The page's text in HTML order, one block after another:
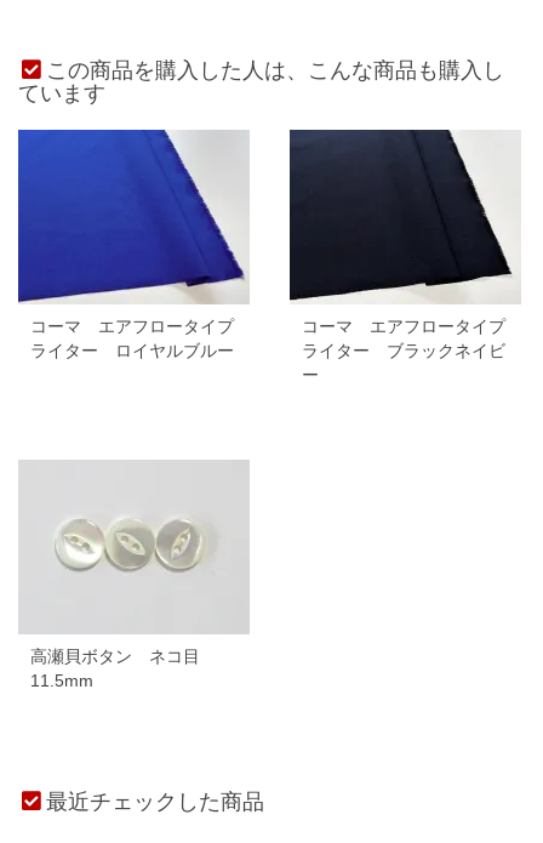
この商品を購入した人は、こんな商品も購入し
ています
コーマ エアフロータイプ
ライター ロイヤルブルー
コーマ エアフロータイプ
ライター ブラックネイビ
ー
高瀬貝ボタン ネコ目
11.5mm
最近チェックした商品